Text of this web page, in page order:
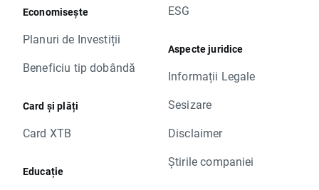
Economisește
Planuri de Investiții
Beneficiu tip dobândă
Card și plăți
Card XTB
Educație
ESG
Aspecte juridice
Informații Legale
Sesizare
Disclaimer
Știrile companiei